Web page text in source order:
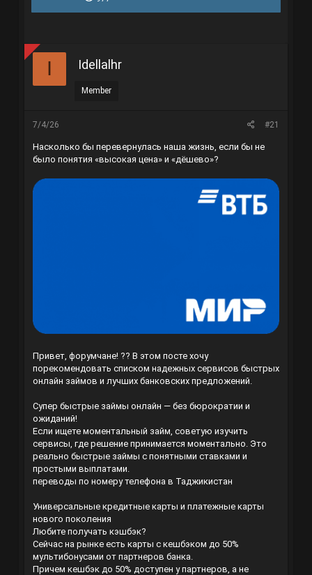
t
t
I Idellalhr
Member
7/4/26 #21
Насколько бы перевернулась наша жизнь, если бы не
было понятия «высокая цена» и «дёшево»?
Привет, форумчане! ?? В этом посте хочу
порекомендовать списком надежных сервисов быстрых
онлайн займов и лучших банковских предложений.
Супер быстрые займы онлайн — без бюрократии и
ожиданий!
Если ищете моментальный займ, советую изучить
сервисы, где решение принимается моментально. Это
реально быстрые займы с понятными ставками и
простыми выплатами.
переводы по номеру телефона в Таджикистан
Универсальные кредитные карты и платежные карты
нового поколения
Любите получать кэшбэк?
Сейчас на рынке есть карты с кешбэком до 50%
мультибонусами от партнеров банка.
Причем кешбэк до 50% доступен у партнеров, а не